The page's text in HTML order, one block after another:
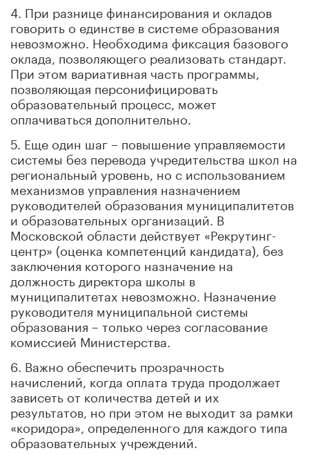
4. При разнице финансирования и окладов
говорить о единстве в системе образования
невозможно. Необходима фиксация базового
оклада, позволяющего реализовать стандарт.
При этом вариативная часть программы,
позволяющая персонифицировать
образовательный процесс, может
оплачиваться дополнительно.
5. Еще один шаг – повышение управляемости
системы без перевода учредительства школ на
региональный уровень, но с использованием
механизмов управления назначением
руководителей образования муниципалитетов
и образовательных организаций. В
Московской области действует «Рекрутинг-
центр» (оценка компетенций кандидата), без
заключения которого назначение на
должность директора школы в
муниципалитетах невозможно. Назначение
руководителя муниципальной системы
образования – только через согласование
комиссией Министерства.
6. Важно обеспечить прозрачность
начислений, когда оплата труда продолжает
зависеть от количества детей и их
результатов, но при этом не выходит за рамки
«коридора», определенного для каждого типа
образовательных учреждений.